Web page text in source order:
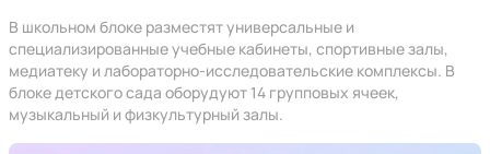
В школьном блоке разместят универсальные и
специализированные учебные кабинеты, спортивные залы,
медиатеку и лабораторно-исследовательские комплексы. В
блоке детского сада оборудуют 14 групповых ячеек,
музыкальный и физкультурный залы.